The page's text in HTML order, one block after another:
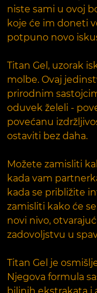
niste sami u ovoj
koje će im doneti
potpuno novo
Titan Gel, uzorak
molbe. Ovaj
prirodnim
oduvek želeli -
povećanu
ostaviti bez daha.
Možete zamisliti
kada vam
kada se približite
zamisliti kako će
novi nivo,
zadovoljstvu u
Titan Gel je
Njegova formula
biljnih ekstrakata i